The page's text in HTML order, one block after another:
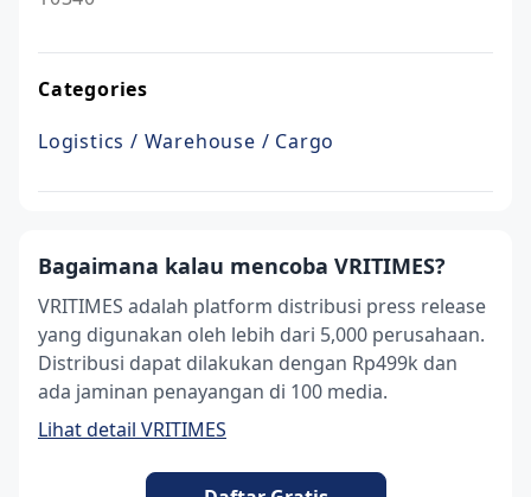
Categories
Logistics / Warehouse / Cargo
Bagaimana kalau mencoba VRITIMES?
VRITIMES adalah platform distribusi press release
yang digunakan oleh lebih dari 5,000 perusahaan.
Distribusi dapat dilakukan dengan Rp499k dan
ada jaminan penayangan di 100 media.
Lihat detail VRITIMES